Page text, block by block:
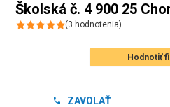
Školská
(3 hodnotenia)
Hodnotiť
ZAVOLAŤ